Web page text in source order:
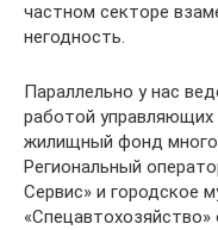
частном секторе
негодность.
Параллельно у нас
работой
жилищный фонд
Региональный
Сервис» и городское